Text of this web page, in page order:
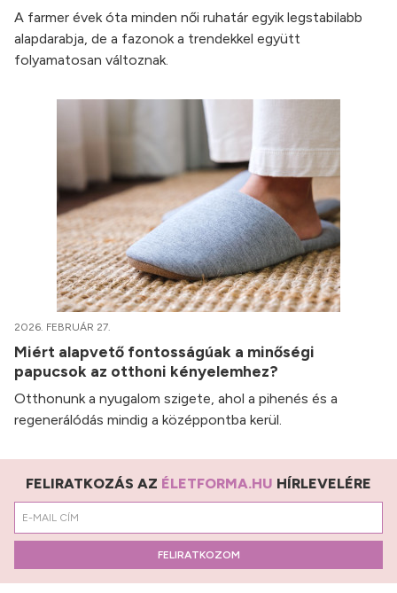
A farmer évek óta minden női ruhatár egyik legstabilabb
alapdarabja, de a fazonok a trendekkel együtt
folyamatosan változnak.
2026. FEBRUÁR 27.
Miért alapvető fontosságúak a minőségi
papucsok az otthoni kényelemhez?
Otthonunk a nyugalom szigete, ahol a pihenés és a
regenerálódás mindig a középpontba kerül.
FELIRATKOZÁS AZ ÉLETFORMA.HU HÍRLEVELÉRE
FELIRATKOZOM